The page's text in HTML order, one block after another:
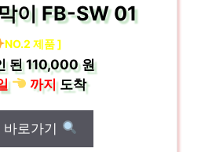
이 FB-SW 01
NO.2 제품 ]
된110,000 원
까지도착
바로가기